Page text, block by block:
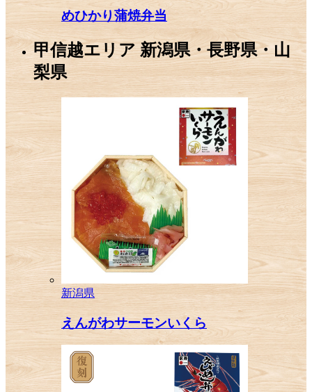
めひかり蒲焼弁当
甲信越エリア 新潟県・長野県・山
梨県
新潟県
えんがわサーモンいくら